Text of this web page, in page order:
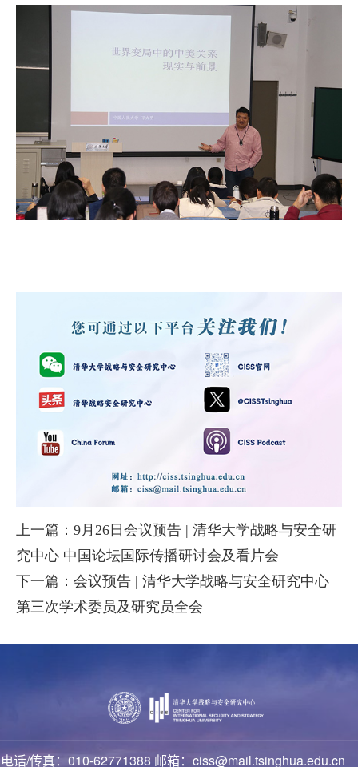
上一篇：9月26日会议预告 | 清华大学战略与安全研
究中心 中国论坛国际传播研讨会及看片会
下一篇：会议预告 | 清华大学战略与安全研究中心
第三次学术委员及研究员全会
电话/传真：010-62771388 邮箱：ciss@mail.tsinghua.edu.cn